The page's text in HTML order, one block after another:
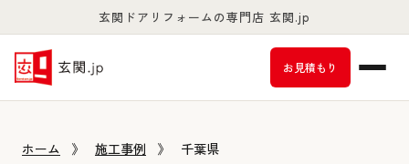
玄関ドアリフォームの専門店 玄関.jp
お見積もり
ホーム 》 施工事例 》 千葉県